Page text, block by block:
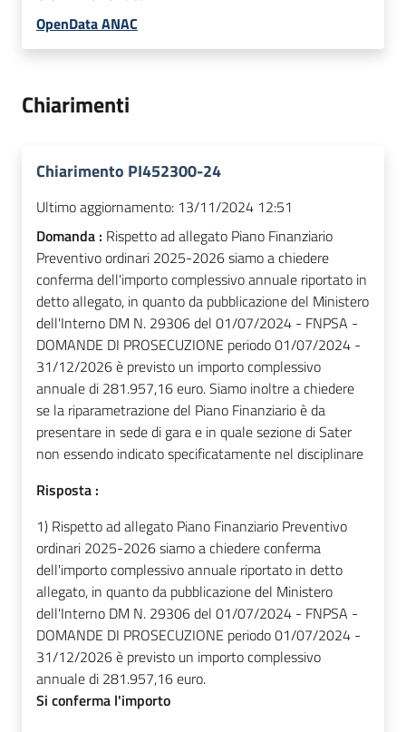
OpenData ANAC
Chiarimenti
Chiarimento PI452300-24
Ultimo aggiornamento: 13/11/2024 12:51
Domanda : Rispetto ad allegato Piano Finanziario
Preventivo ordinari 2025-2026 siamo a chiedere
conferma dell'importo complessivo annuale riportato in
detto allegato, in quanto da pubblicazione del Ministero
dell'Interno DM N. 29306 del 01/07/2024 - FNPSA -
DOMANDE DI PROSECUZIONE periodo 01/07/2024 -
31/12/2026 è previsto un importo complessivo
annuale di 281.957,16 euro. Siamo inoltre a chiedere
se la riparametrazione del Piano Finanziario è da
presentare in sede di gara e in quale sezione di Sater
non essendo indicato specificatamente nel disciplinare
Risposta :
1) Rispetto ad allegato Piano Finanziario Preventivo
ordinari 2025-2026 siamo a chiedere conferma
dell'importo complessivo annuale riportato in detto
allegato, in quanto da pubblicazione del Ministero
dell'Interno DM N. 29306 del 01/07/2024 - FNPSA -
DOMANDE DI PROSECUZIONE periodo 01/07/2024 -
31/12/2026 è previsto un importo complessivo
annuale di 281.957,16 euro.
Si conferma l'importo